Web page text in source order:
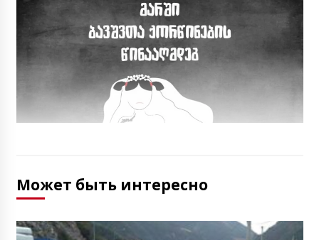
Может быть интересно